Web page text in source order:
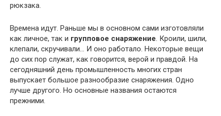
рюкзака.
Времена идут. Раньше мы в основном сами изготовляли
как личное, так и групповое снаряжение. Кроили, шили,
клепали, скручивали… И оно работало. Некоторые вещи
до сих пор служат, как говорится, верой и правдой. На
сегодняшний день промышленность многих стран
выпускает большое разнообразие снаряжения. Одно
лучше другого. Но основные названия остаются
прежними.